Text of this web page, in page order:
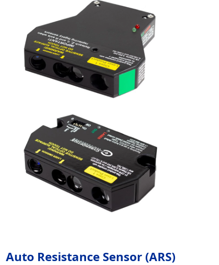
Auto Resistance Sensor (ARS)